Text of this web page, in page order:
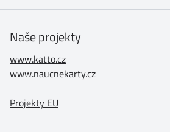
Naše projekty
www.katto.cz
www.naucnekarty.cz
Projekty EU